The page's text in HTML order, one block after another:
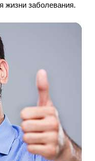
жизни заболевания.